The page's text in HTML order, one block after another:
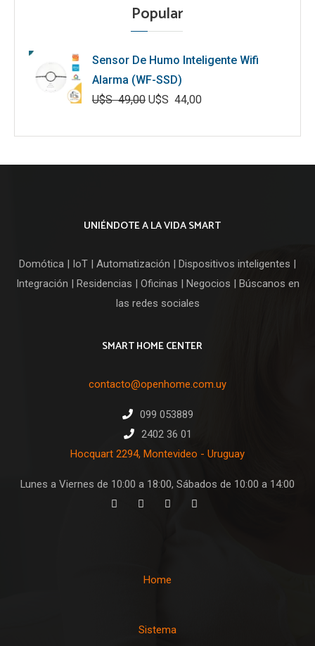
Popular
Sensor De Humo Inteligente Wifi
Alarma (WF-SSD)
U$S49,00
precio
U$S 44,00
precio
UNIÉNDOTE A LA VIDA SMART
Domótica | IoT | Automatización | Dispositivos inteligentes |
Integración | Residencias | Oficinas | Negocios | Búscanos en
las redes sociales
SMART HOME CENTER
contacto@openhome.com.uy
099 053889
2402 36 01
Hocquart 2294, Montevideo - Uruguay
Lunes a Viernes de 10:00 a 18:00, Sábados de 10:00 a 14:00
Home
Sistema